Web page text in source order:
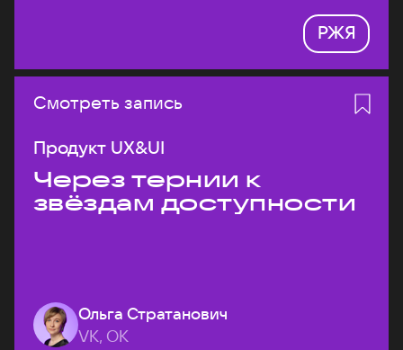
РЖЯ
Смотреть запись
Продукт UX&UI
Через тернии к
звёздам доступности
Ольга Стратанович
VK, ОК